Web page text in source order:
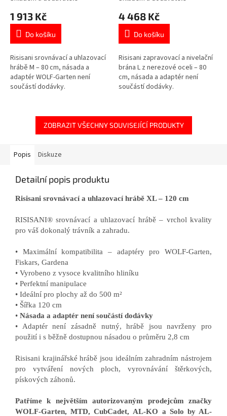
1 913 Kč
Do košíku
Risisani srovnávací a uhlazovací
hrábě M – 80 cm, násada a
adaptér WOLF-Garten není
součástí dodávky.
4 468 Kč
Do košíku
Risisani zapravovací a nivelační
brána L z nerezové oceli – 80
cm, násada a adaptér není
součástí dodávky.
ZOBRAZIT VŠECHNY SOUVISEJÍCÍ PRODUKTY
Popis Diskuze
Detailní popis produktu
Risisani srovnávací a uhlazovací hrábě XL – 120 cm
RISISANI® srovnávací a uhlazovací hrábě – vrchol kvality
pro váš dokonalý trávník a zahradu.
• Maximální kompatibilita – adaptéry pro WOLF-Garten,
Fiskars, Gardena
• Vyrobeno z vysoce kvalitního hliníku
• Perfektní manipulace
• Ideální pro plochy až do 500 m²
• Šířka 120 cm
• Násada a adaptér není součástí dodávky
• Adaptér není zásadně nutný, hrábě jsou navrženy pro
použití i s běžně dostupnou násadou o průměru 2,8 cm
Risisani krajinářské hrábě jsou ideálním zahradním nástrojem
pro vytváření nových ploch, vyrovnávání štěrkových,
pískových záhonů.
Patříme k největším autorizovaným prodejcům značky
WOLF-Garten, MTD, CubCadet, AL-KO a Solo by AL-